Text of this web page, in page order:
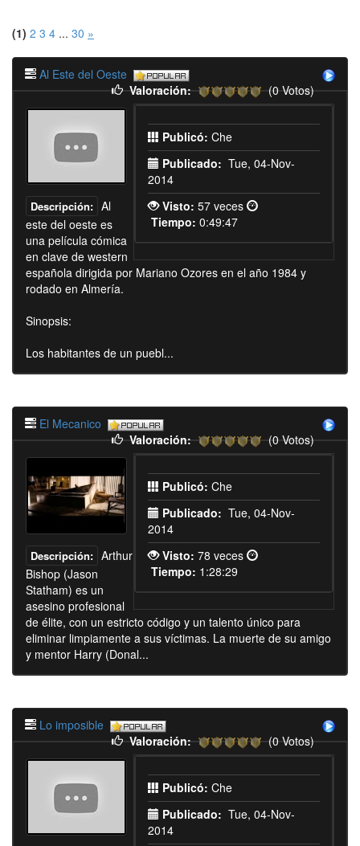
(1) 2 3 4 ... 30 »
Al Este del Oeste
Valoración:
(0 Votos)
Publicó: Che
Publicado: Tue, 04-Nov-
2014
Visto: 57 veces
Tiempo: 0:49:47
Descripción: Al
este del oeste es
una película cómica
en clave de western
española dirigida por Mariano Ozores en el año 1984 y
rodado en Almería.
Sinopsis:
Los habitantes de un puebl...
El Mecanico
Valoración:
(0 Votos)
Publicó: Che
Publicado: Tue, 04-Nov-
2014
Visto: 78 veces
Tiempo: 1:28:29
Descripción: Arthur
Bishop (Jason
Statham) es un
asesino profesional
de élite, con un estricto código y un talento único para
eliminar limpiamente a sus víctimas. La muerte de su amigo
y mentor Harry (Donal...
Lo imposible
Valoración:
(0 Votos)
Publicó: Che
Publicado: Tue, 04-Nov-
2014